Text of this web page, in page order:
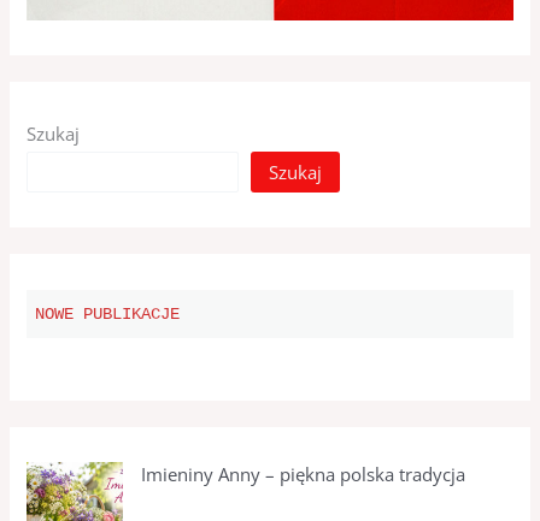
Szukaj
Szukaj
NOWE PUBLIKACJE
Imieniny Anny – piękna polska tradycja